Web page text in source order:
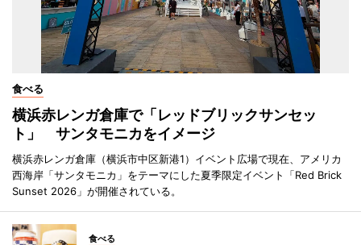
食べる
横浜赤レンガ倉庫で「レッドブリックサンセッ
ト」 サンタモニカをイメージ
横浜赤レンガ倉庫（横浜市中区新港1）イベント広場で現在、アメリカ
西海岸「サンタモニカ」をテーマにした夏季限定イベント「Red Brick
Sunset 2026」が開催されている。
食べる